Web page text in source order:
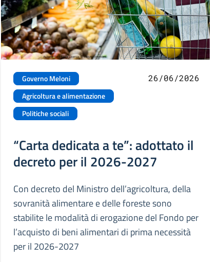
Governo Meloni
Agricoltura e alimentazione
Politiche sociali
26/06/2026
“Carta dedicata a te”: adottato il
decreto per il 2026-2027
Con decreto del Ministro dell’agricoltura, della
sovranità alimentare e delle foreste sono
stabilite le modalità di erogazione del Fondo per
l’acquisto di beni alimentari di prima necessità
per il 2026-2027